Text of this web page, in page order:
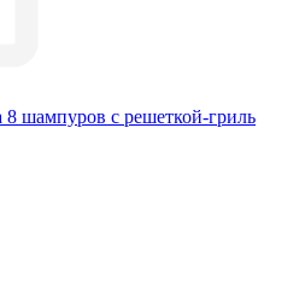
шампуров с решеткой-гриль